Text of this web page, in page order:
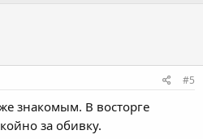
#5
знакомым. В восторге
за обивку.